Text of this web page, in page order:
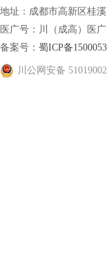
地址：成都市高新区桂
医广号：川（成高）医
备案号： 蜀ICP备
川公网安备